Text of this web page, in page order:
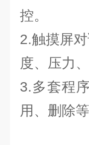
控。
2.触摸屏
度、压力
3.多套程
用、删除